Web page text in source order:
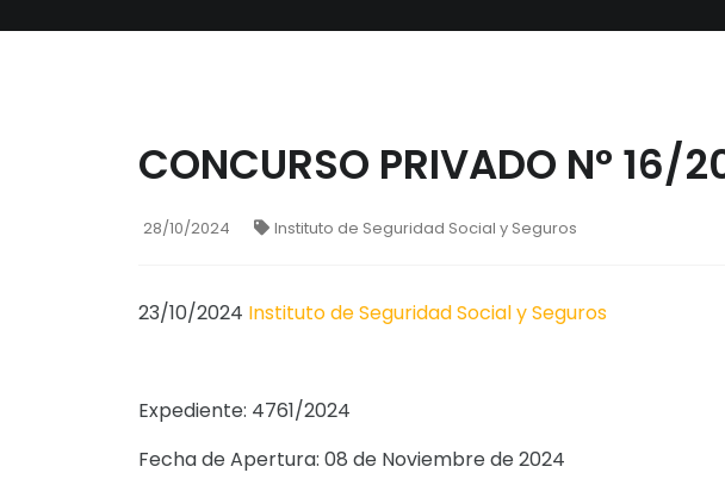
CONCURSO PRIVADO N° 16/
28/10/2024 Instituto de Seguridad Social y Seguros
23/10/2024 Instituto de Seguridad Social y Seguros
Expediente: 4761/2024
Fecha de Apertura: 08 de Noviembre de 2024